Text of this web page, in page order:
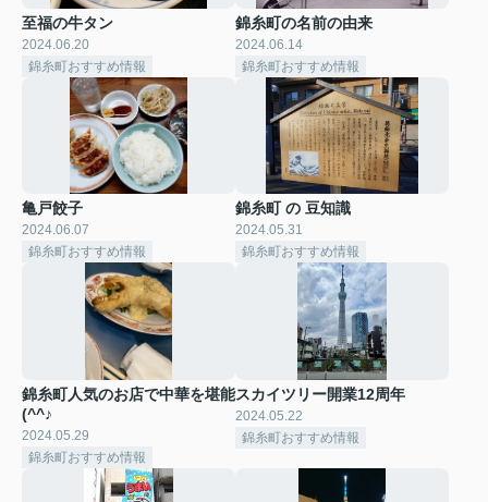
至福の牛タン
2024.06.20
錦糸町おすすめ情報
錦糸町の名前の由来
2024.06.14
錦糸町おすすめ情報
亀戸餃子
2024.06.07
錦糸町おすすめ情報
錦糸町 の 豆知識
2024.05.31
錦糸町おすすめ情報
錦糸町人気のお店で中華を堪能
(^^♪
2024.05.29
錦糸町おすすめ情報
スカイツリー開業12周年
2024.05.22
錦糸町おすすめ情報